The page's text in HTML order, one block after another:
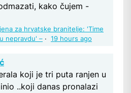
kako čujem -
za hrvatske branitelje: 'Time
nepravdu' – · 19 hours ago
koji je tri puta ranjen u
..koji danas pronalazi